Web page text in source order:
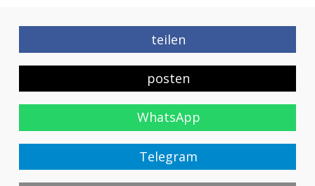
teilen
posten
WhatsApp
Telegram